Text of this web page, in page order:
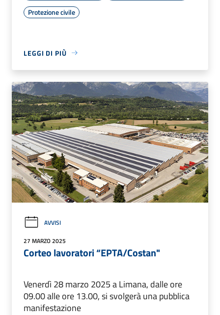
Protezione civile
LEGGI DI PIÙ
AVVISI
27 MARZO 2025
Corteo lavoratori “EPTA/Costan"
Venerdì 28 marzo 2025 a Limana, dalle ore
09.00 alle ore 13.00, si svolgerà una pubblica
manifestazione